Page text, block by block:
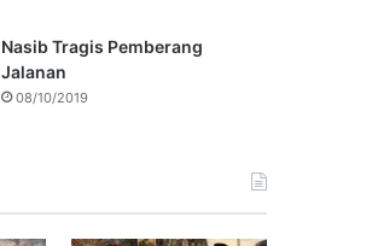
Nasib Tragis Pemberang
Jalanan
08/10/2019